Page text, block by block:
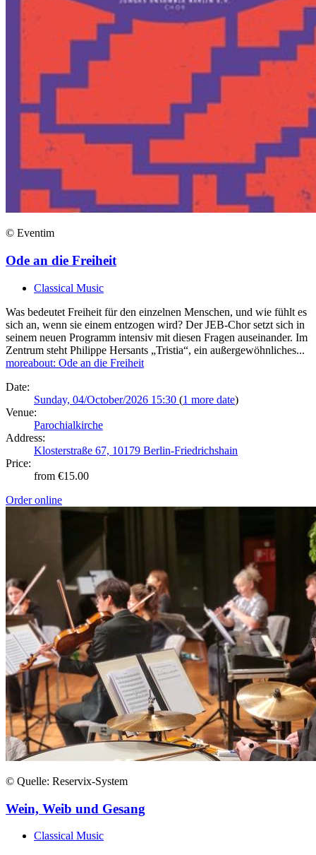
© Eventim
Ode an die Freiheit
Classical Music
Was bedeutet Freiheit für den einzelnen Menschen, und wie fühlt es
sich an, wenn sie einem entzogen wird? Der JEB-Chor setzt sich in
seinem neuen Programm intensiv mit diesen Fragen auseinander. Im
Zentrum steht Philippe Hersants „Tristia“, ein außergewöhnliches...
moreabout: Ode an die Freiheit
Date:
Sunday, 04/October/2026 15:30 (1 more date)
Venue:
Parochialkirche
Address:
Klosterstraße 67, 10179 Berlin-Friedrichshain
Price:
from €15.00
Order online
© Quelle: Reservix-System
Wein, Weib und Gesang
Classical Music